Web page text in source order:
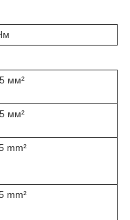
мм²
мм²
mm²
mm²